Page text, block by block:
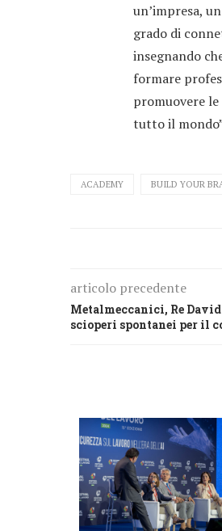
un’impresa,
grado di
insegnando
formare
promuovere
tutto il
ACADEMY BUILD YOUR
articolo precedente
Metalmeccanici, Re
scioperi spontanei per il